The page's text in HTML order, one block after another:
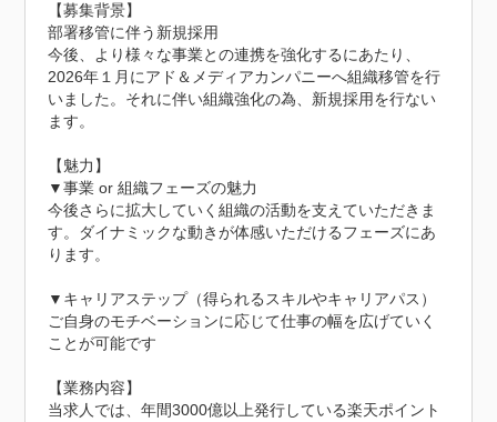
【募集背景】
部署移管に伴う新規採用
今後、より様々な事業との連携を強化するにあたり、
2026年１月にアド＆メディアカンパニーへ組織移管を行
いました。それに伴い組織強化の為、新規採用を行ない
ます。
【魅力】
▼事業 or 組織フェーズの魅力
今後さらに拡大していく組織の活動を支えていただきま
す。ダイナミックな動きが体感いただけるフェーズにあ
ります。
▼キャリアステップ（得られるスキルやキャリアパス）
ご自身のモチベーションに応じて仕事の幅を広げていく
ことが可能です
【業務内容】
当求人では、年間3000億以上発行している楽天ポイント